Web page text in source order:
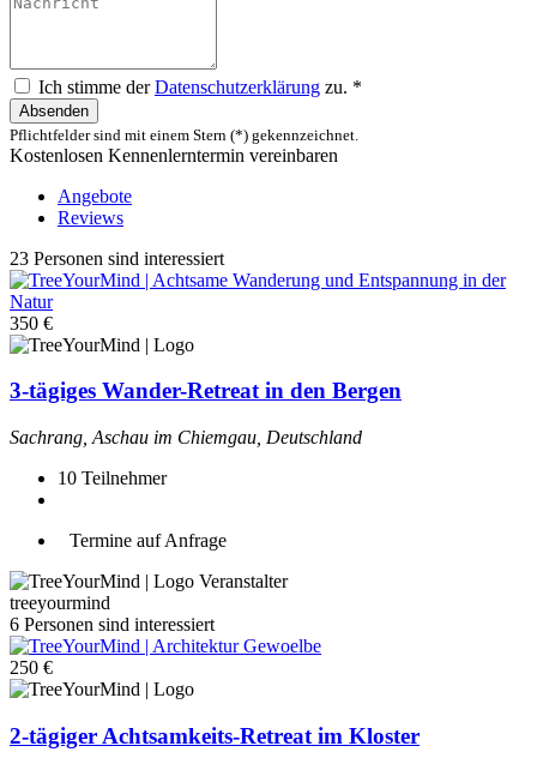
Ich stimme derDatenschutzerklärung zu. *
Absenden
Pflichtfelder sind mit einem Stern (*) gekennzeichnet.
Kostenlosen Kennenlerntermin vereinbaren
Angebote
Reviews
23 Personen sind interessiert
350 €
3-tägiges Wander-Retreat in den Bergen
Sachrang, Aschau im Chiemgau, Deutschland
10 Teilnehmer
Termine auf Anfrage
Veranstalter
treeyourmind
6 Personen sind interessiert
250 €
2-tägiger Achtsamkeits-Retreat im Kloster